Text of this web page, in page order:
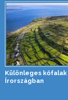
Különleges kőfalak
Írországban